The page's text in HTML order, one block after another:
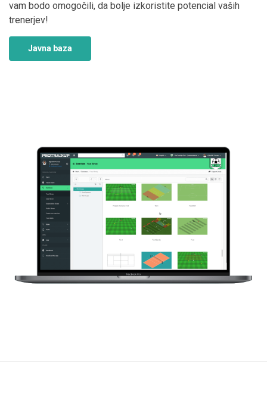
vam bodo omogočili, da bolje izkoristite potencial vaših
trenerjev!
Javna baza